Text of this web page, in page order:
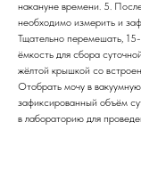
накануне времени. 5.
необходимо измерить и
Тщательно перемешать,
ёмкость для сбора
жёлтой крышкой со
Отобрать мочу в
зафиксированный объём
в лабораторию для